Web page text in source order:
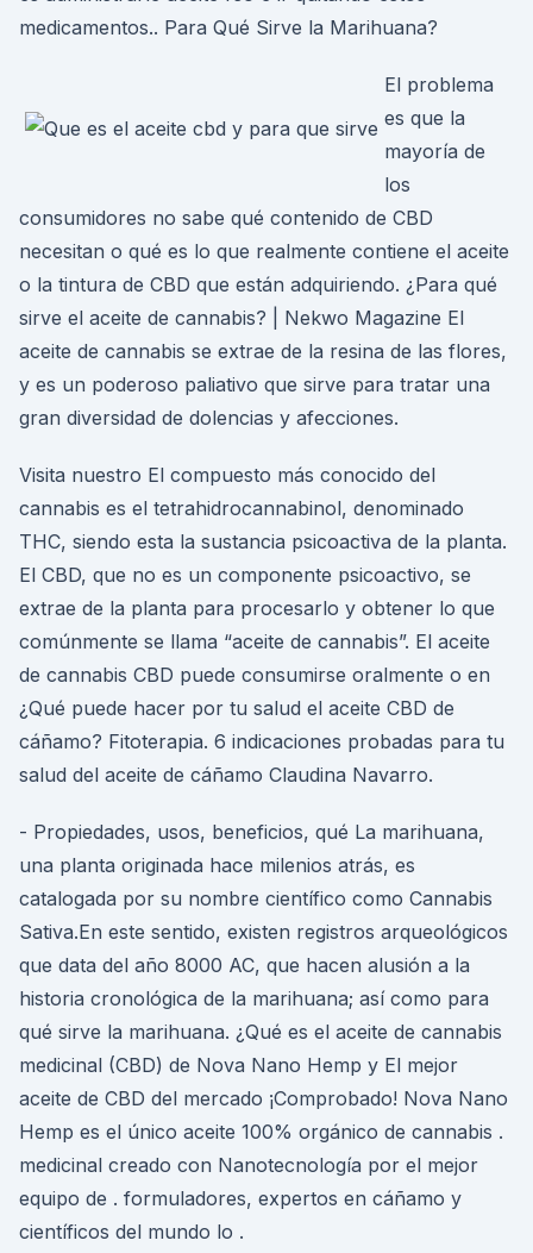
medicamentos.. Para Qué Sirve la Marihuana?
El problema
es que la
mayoría de
los
consumidores no sabe qué contenido de CBD
necesitan o qué es lo que realmente contiene el aceite
o la tintura de CBD que están adquiriendo. ¿Para qué
sirve el aceite de cannabis? | Nekwo Magazine El
aceite de cannabis se extrae de la resina de las flores,
y es un poderoso paliativo que sirve para tratar una
gran diversidad de dolencias y afecciones.
Visita nuestro El compuesto más conocido del
cannabis es el tetrahidrocannabinol, denominado
THC, siendo esta la sustancia psicoactiva de la planta.
El CBD, que no es un componente psicoactivo, se
extrae de la planta para procesarlo y obtener lo que
comúnmente se llama “aceite de cannabis”. El aceite
de cannabis CBD puede consumirse oralmente o en
¿Qué puede hacer por tu salud el aceite CBD de
cáñamo? Fitoterapia. 6 indicaciones probadas para tu
salud del aceite de cáñamo Claudina Navarro.
- Propiedades, usos, beneficios, qué La marihuana,
una planta originada hace milenios atrás, es
catalogada por su nombre científico como Cannabis
Sativa.En este sentido, existen registros arqueológicos
que data del año 8000 AC, que hacen alusión a la
historia cronológica de la marihuana; así como para
qué sirve la marihuana. ¿Qué es el aceite de cannabis
medicinal (CBD) de Nova Nano Hemp y El mejor
aceite de CBD del mercado ¡Comprobado! Nova Nano
Hemp es el único aceite 100% orgánico de cannabis .
medicinal creado con Nanotecnología por el mejor
equipo de . formuladores, expertos en cáñamo y
científicos del mundo lo .